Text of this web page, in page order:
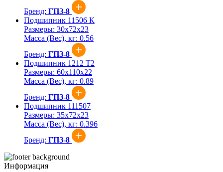
Бренд: ГПЗ-8
Подшипник 11506 К
Размеры: 30x72x23
Масса (Вес), кг: 0.56
Бренд: ГПЗ-8
Подшипник 1212 Т2
Размеры: 60x110x22
Масса (Вес), кг: 0.89
Бренд: ГПЗ-8
Подшипник 111507
Размеры: 35x72x23
Масса (Вес), кг: 0.396
Бренд: ГПЗ-8
Информация